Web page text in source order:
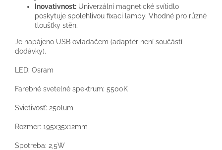
Inovativnost: Univerzální magnetické svítidlo
poskytuje spolehlivou fixaci lampy. Vhodné pro různé
tloušťky stěn.
Je napájeno USB ovladačem (adaptér není součástí
dodávky).
LED: Osram
Farebné svetelné spektrum: 5500K
Svietivosť: 250lum
Rozmer: 195x35x12mm
Spotreba: 2,5W